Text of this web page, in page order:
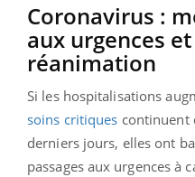
Coronavirus :
aux urgences
réanimation
Si les hospitalisations
soins critiques continuent
derniers jours, elles ont
passages aux urgences à